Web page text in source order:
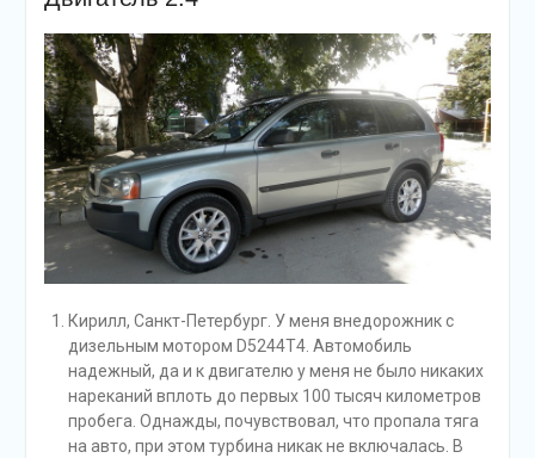
Кирилл, Санкт-Петербург. У меня внедорожник с
дизельным мотором D5244T4. Автомобиль
надежный, да и к двигателю у меня не было никаких
нареканий вплоть до первых 100 тысяч километров
пробега. Однажды, почувствовал, что пропала тяга
на авто, при этом турбина никак не включалась. В